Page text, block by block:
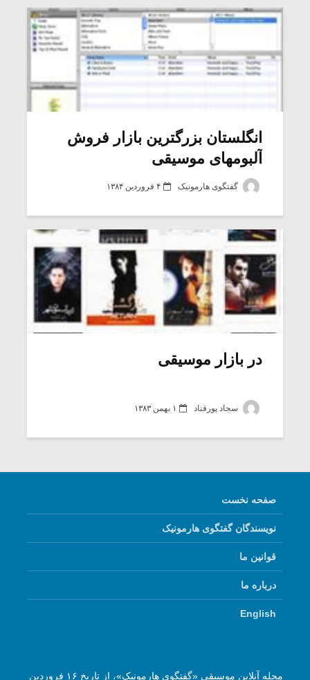
انگلستان بزرگترین بازار فروش
آلبومهای موسیقی
گفتگوی هارمونیک ۴ فروردین ۱۳۸۴
در بازار موسیقی
سجاد پورقناد ۱ بهمن ۱۳۸۳
صفحه نخست
نویسندگان گفتگوی هارمونیک
قوانین ما
درباره ما
English
مجله آنلاین موسیقی «گفتگوی هارمونیک»، از تاریخ ۱۶ فروردین